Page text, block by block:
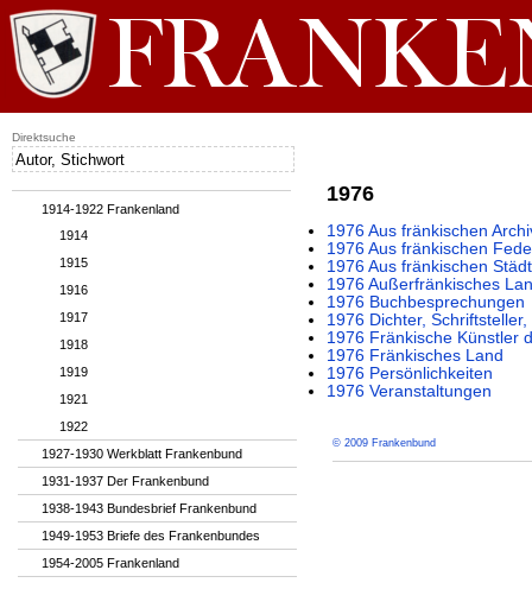
1976
1976 Aus fränkischen
1976 Aus fränkischen
1976 Aus fränkischen
1976 Außerfränkisches
1976 Buchbesprechungen
1976 Dichter,
1976 Fränkische Künstler
1976 Fränkisches Land
1976 Persönlichkeiten
1976 Veranstaltungen
© 2009 Frankenbund
1914-1922 Frankenland
1914
1915
1916
1917
1918
1919
1921
1922
1927-1930 Werkblatt Frankenbund
1931-1937 Der Frankenbund
1938-1943 Bundesbrief Frankenbund
1949-1953 Briefe des Frankenbundes
1954-2005 Frankenland
Direktsuche